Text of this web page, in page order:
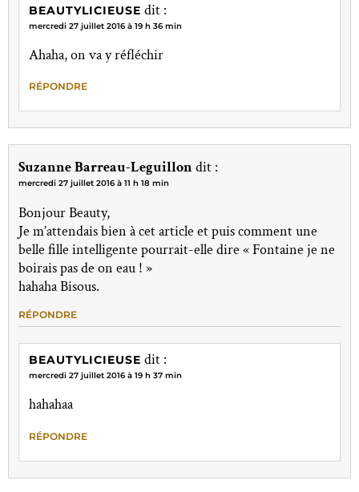
BEAUTYLICIEUSE dit :
mercredi 27 juillet 2016 à 19 h 36 min
Ahaha, on va y réfléchir
RÉPONDRE
Suzanne Barreau-Leguillondit :
mercredi 27 juillet 2016 à 11 h 18 min
Bonjour Beauty,
Je m’attendais bien à cet article et puis comment une
belle fille intelligente pourrait-elle dire « Fontaine je ne
boirais pas de on eau ! »
hahaha Bisous.
RÉPONDRE
BEAUTYLICIEUSE dit :
mercredi 27 juillet 2016 à 19 h 37 min
hahahaa
RÉPONDRE